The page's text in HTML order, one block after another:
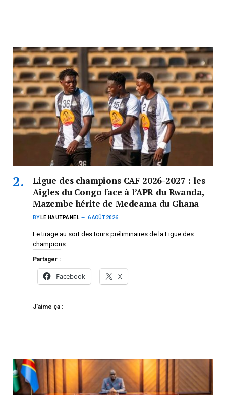
Ligue des champions CAF 2026-2027 : les
Aigles du Congo face à l’APR du Rwanda,
Mazembe hérite de Medeama du Ghana
BY LE HAUTPANEL 6 AOÛT 2026
Le tirage au sort des tours préliminaires de la Ligue des
champions…
Partager :
Facebook X
J’aime ça :